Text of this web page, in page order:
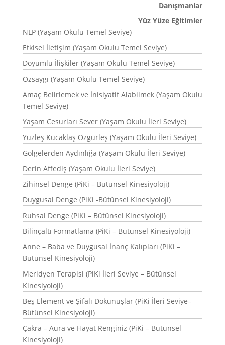
Danışmanlar
Yüz Yüze Eğitimler
NLP (Yaşam Okulu Temel Seviye)
Etkisel İletişim (Yaşam Okulu Temel Seviye)
Doyumlu İlişkiler (Yaşam Okulu Temel Seviye)
Özsaygı (Yaşam Okulu Temel Seviye)
Amaç Belirlemek ve İnisiyatif Alabilmek (Yaşam Okulu
Temel Seviye)
Yaşam Cesurları Sever (Yaşam Okulu İleri Seviye)
Yüzleş Kucaklaş Özgürleş (Yaşam Okulu İleri Seviye)
Gölgelerden Aydınlığa (Yaşam Okulu İleri Seviye)
Derin Affediş (Yaşam Okulu İleri Seviye)
Zihinsel Denge (PiKi – Bütünsel Kinesiyoloji)
Duygusal Denge (PiKi -Bütünsel Kinesiyoloji)
Ruhsal Denge (PiKi – Bütünsel Kinesiyoloji)
Bilinçaltı Formatlama (PiKi – Bütünsel Kinesiyoloji)
Anne – Baba ve Duygusal İnanç Kalıpları (PiKi –
Bütünsel Kinesiyoloji)
Meridyen Terapisi (PiKi İleri Seviye – Bütünsel
Kinesiyoloji)
Beş Element ve Şifalı Dokunuşlar (PiKi İleri Seviye–
Bütünsel Kinesiyoloji)
Çakra – Aura ve Hayat Renginiz (PiKi – Bütünsel
Kinesiyoloji)